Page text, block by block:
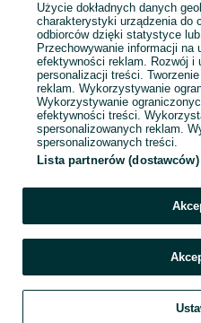
Użycie dokładnych danych
charakterystyki urządzenia do
odbiorców dzięki statystyce
Przechowywanie informacji
efektywności reklam. Rozwój i
personalizacji treści.
reklam. Wykorzystywanie
Wykorzystywanie
efektywności treści.
spersonalizowanych reklam.
spersonalizowanych treści.
Lista partnerów (dostawców)